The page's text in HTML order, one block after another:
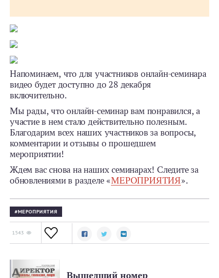
Напоминаем, что для участников онлайн-семинара
видео будет доступно до 28 декабря
включительно.
Мы рады, что онлайн-семинар вам понравился, а
участие в нем стало действительно полезным.
Благодарим всех наших участников за вопросы,
комментарии и отзывы о прошедшем
мероприятии!
Ждем вас снова на наших семинарах! Следите за
обновлениями в разделе «МЕРОПРИЯТИЯ».
МЕРОПРИЯТИЯ
1543
Вышедший номер